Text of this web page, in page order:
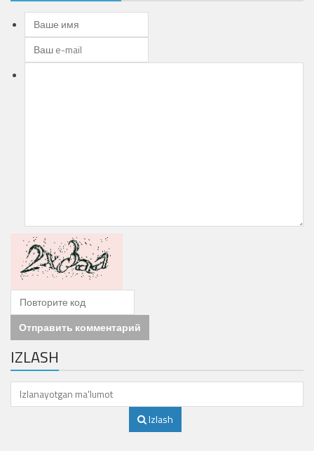
Отправить комментарий
IZLASH
Izlash